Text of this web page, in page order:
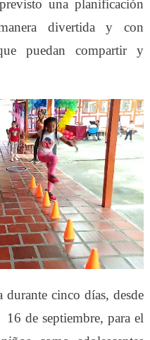
una planificación
divertida y con
puedan compartir y
durante cinco días, desde
de septiembre, para el